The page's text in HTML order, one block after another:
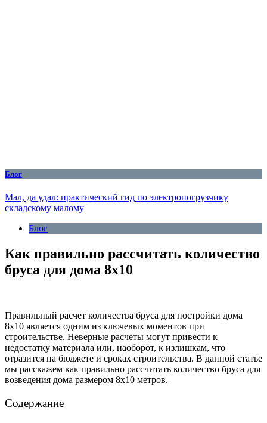
Блог
Мал, да удал: практический гид по электропогрузчику
складскому малому
Блог
Как правильно рассчитать количество
бруса для дома 8х10
Правильный расчет количества бруса для постройки дома
8х10 является одним из ключевых моментов при
строительстве. Неверные расчеты могут привести к
недостатку материала или, наоборот, к излишкам, что
отразится на бюджете и сроках строительства. В данной статье
мы расскажем как правильно рассчитать количество бруса для
возведения дома размером 8х10 метров.
Содержание